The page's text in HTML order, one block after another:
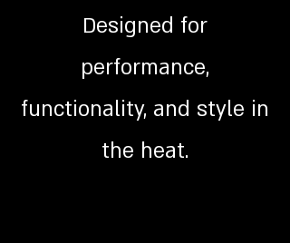
Designed for
performance,
functionality, and style in
the heat.